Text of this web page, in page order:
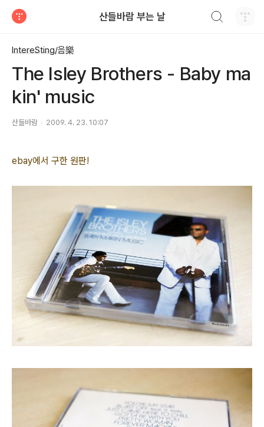
산들바람 부는 날
IntereSting/음樂
The Isley Brothers - Baby ma
kin' music
산들바람 2009. 4. 23. 10:07
ebay에서 구한 원판!